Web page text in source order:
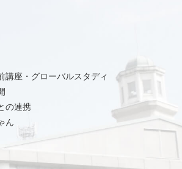
講座・グローバルスタディ
の連携
ん